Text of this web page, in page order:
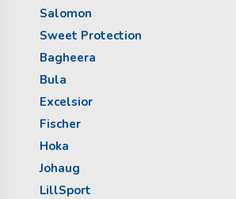
Salomon
Sweet Protection
Bagheera
Bula
Excelsior
Fischer
Hoka
Johaug
LillSport